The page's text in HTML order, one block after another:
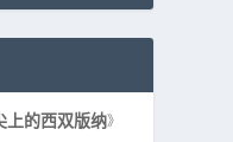
上的西双版纳》